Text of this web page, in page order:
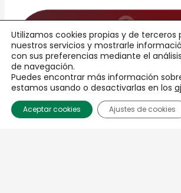
FECHA
CIRCUITO
C.E.A.R.
2026
Utilizamos cookies propias y de terceros
nuestros servicios y mostrarle
con sus preferencias mediante el
de navegación.
Puedes encontrar más información
estamos usando o desactivarlas en los
Aceptar cookies Ajustes de cookies